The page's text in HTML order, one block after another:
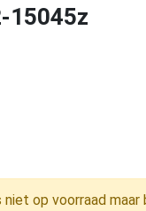
15045z
op voorraad maar